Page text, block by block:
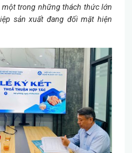
một trong những thách thức lớn
sản xuất đang đối mặt hiện